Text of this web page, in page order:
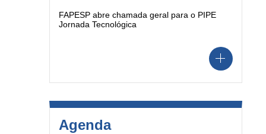
FAPESP abre chamada geral para o PIPE
Jornada Tecnológica
Agenda